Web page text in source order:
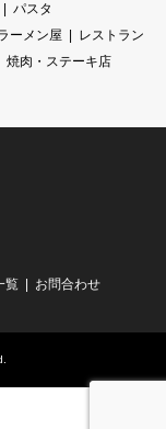
パスタ
ーメン屋
レストラン
焼肉・ステーキ店
覧 お問合わせ